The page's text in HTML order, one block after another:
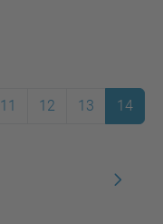
11 12 13 14